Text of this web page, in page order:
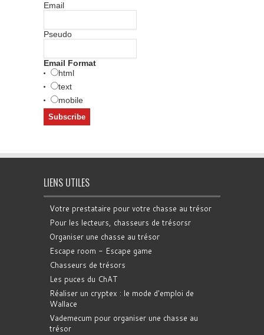
Email
Pseudo
Email Format
html
text
mobile
LIENS UTILES
Votre prestataire pour votre chasse au trésor
Pour les lecteurs, chasseurs de trésorsr
Organiser une chasse au trésor
Escape room - Escape game
Chasseurs de trésors
Les puces du ChAT
Réaliser un cryptex : le mode d'emploi de
Wallace
Vademecum pour organiser une chasse au
trésor